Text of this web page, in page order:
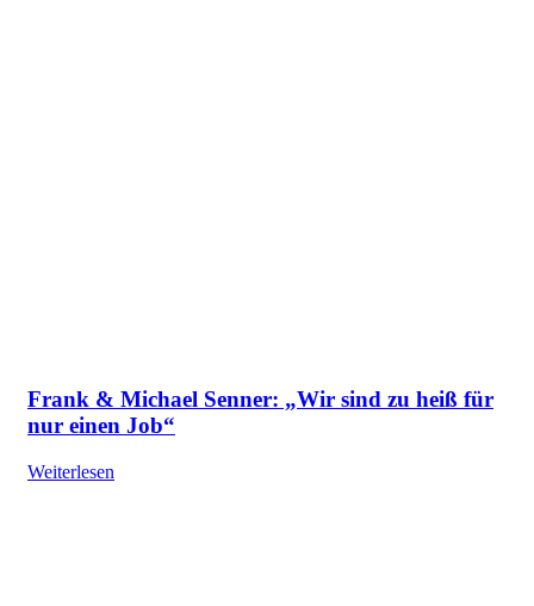
Frank & Michael Senner: „Wir sind zu heiß für
nur einen Job“
Weiterlesen